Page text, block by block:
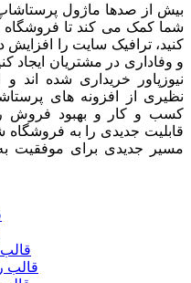
بیش از صدها ماژول پرستاشاپ
شما کمک می کند تا فروشگاه
کنید، ترافیک سایت را افزایش
و وفاداری در مشتریان ایجاد
نیوزپاور خریداری شده اند
نظیری از افزونه های
کسب و کار و بهبود فروش
قابلیت جدیدی را به
مسیر جدیدی برای موفقیت
قالب